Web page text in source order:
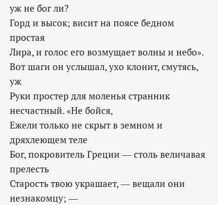
уж не бог ли?
Горд и высок; висит на поясе бедном
простая
Лира, и голос его возмущает волны и небо».
Вот шаги он услышал, ухо клонит, смутясь,
уж
Руки простер для моленья странник
несчастный. «Не бойся,
Ежели только не скрыт в земном и
дряхлеющем теле
Бог, покровитель Греции — столь величавая
прелесть
Старость твою украшает, — вещали они
незнакомцу; —